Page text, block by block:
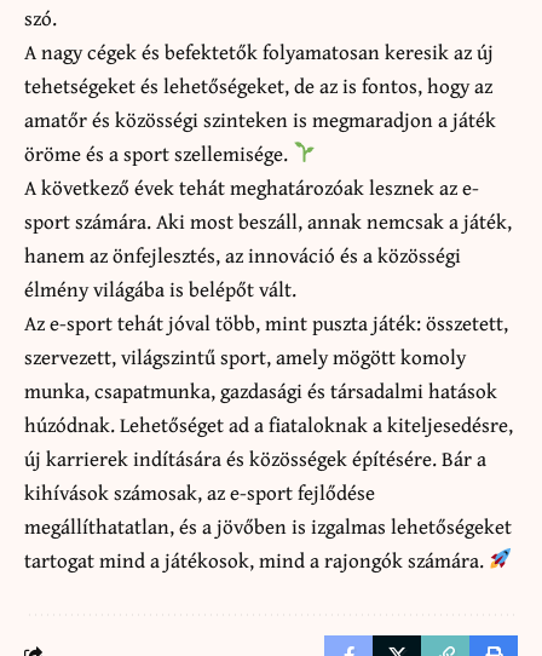
szó.
A nagy cégek és befektetők folyamatosan keresik az új
tehetségeket és lehetőségeket, de az is fontos, hogy az
amatőr és közösségi szinteken is megmaradjon a játék
öröme és a sport szellemisége.
A következő évek tehát meghatározóak lesznek az e-
sport számára. Aki most beszáll, annak nemcsak a játék,
hanem az önfejlesztés, az innováció és a közösségi
élmény világába is belépőt vált.
Az e-sport tehát jóval több, mint puszta játék: összetett,
szervezett, világszintű sport, amely mögött komoly
munka, csapatmunka, gazdasági és társadalmi hatások
húzódnak. Lehetőséget ad a fiataloknak a kiteljesedésre,
új karrierek indítására és közösségek építésére. Bár a
kihívások számosak, az e-sport fejlődése
megállíthatatlan, és a jövőben is izgalmas lehetőségeket
tartogat mind a játékosok, mind a rajongók számára.